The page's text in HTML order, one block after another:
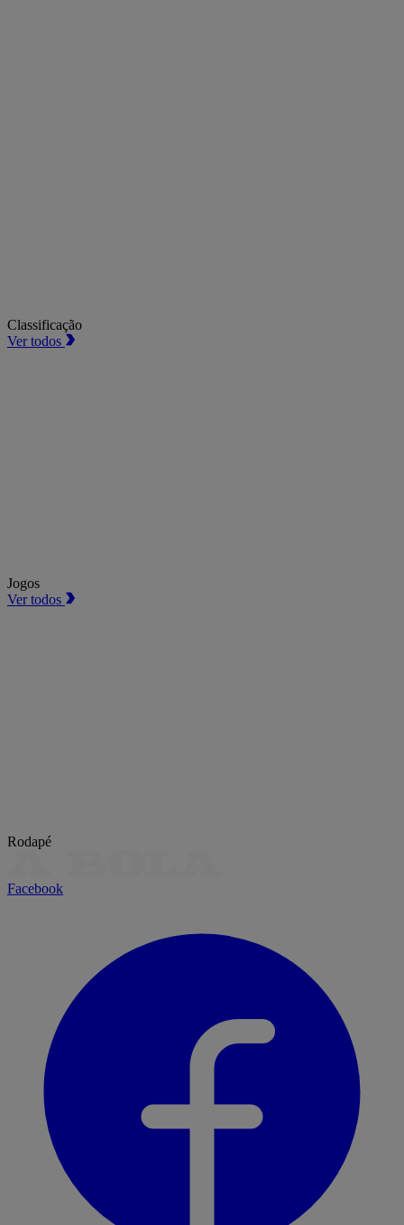
Classificação
Ver todos
Jogos
Ver todos
Rodapé
Facebook